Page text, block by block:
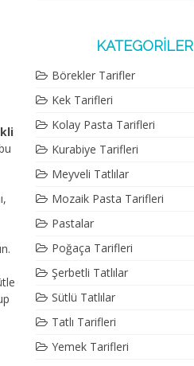
KATEGORILER
Börekler Tarifler
Kek Tarifleri
Kolay Pasta Tarifleri
Kurabiye Tarifleri
Meyveli Tatlılar
Mozaik Pasta Tarifleri
Pastalar
Poğaça Tarifleri
Şerbetli Tatlılar
Sütlü Tatlılar
Tatlı Tarifleri
Yemek Tarifleri